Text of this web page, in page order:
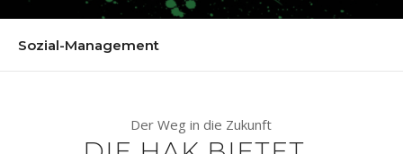
Sozial-Management
Der Weg in die Zukunft